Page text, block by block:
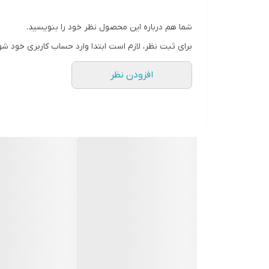
شما هم درباره این محصول نظر خود را بنویسید.
برای ثبت نظر، لازم است ابتدا وارد حساب کاربری خود
افزودن نظر